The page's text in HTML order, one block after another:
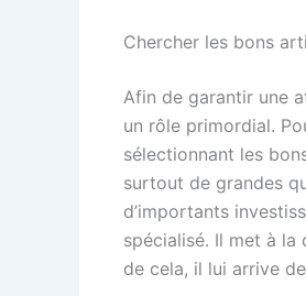
Chercher les bons
Afin de garantir une
un rôle primordial.
sélectionnant les
surtout de grandes
d’importants
spécialisé. Il met à la
de cela, il lui arrive